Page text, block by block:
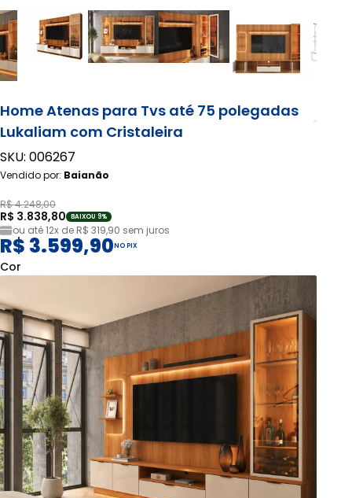
Home Atenas para Tvs até 75 polegadas
Lukaliam com Cristaleira
SKU: 006267
Vendido por: Baianão
R$ 4.248,00
R$ 3.838,80 BAIXOU 9%
ou até12x de R$ 319,90 sem juros
R$ 3.599,90NO PIX
Cor